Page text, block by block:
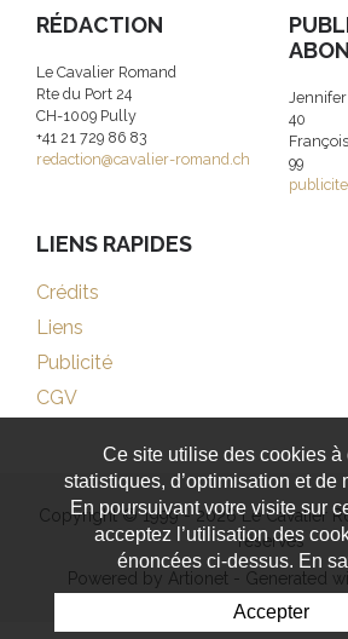
RÉDACTION
Le Cavalier Romand
Rte du Port 24
CH-1009 Pully
+41 21 729 86 83
redaction@cavalier-romand.ch
Jennifer
40
99
LIENS RAPIDES
Crédits
Liens
Publicité
CGV
Copyright © 1999 - 2026 Le Cavalier
réservés
Powered by Artionet - Generated
Ce site utilise des cookies à
statistiques, d’optimisation et de
En poursuivant votre visite sur
acceptez l’utilisation des
énoncées ci-dessus. En
Accepter